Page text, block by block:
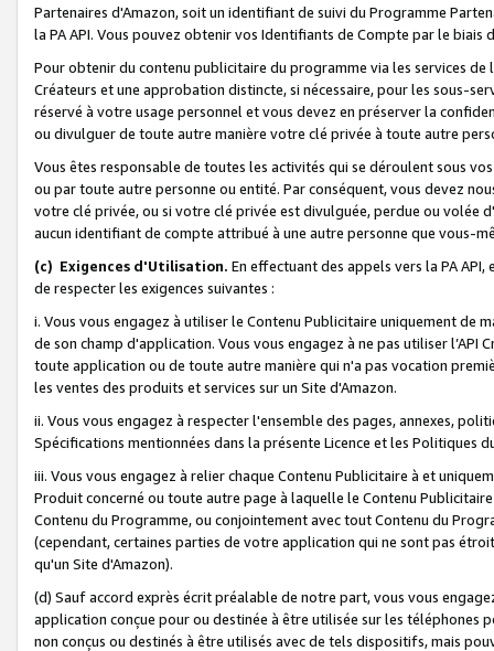
Partenaires d'Amazon, soit un identifiant de suivi du Programme
la PA API. Vous pouvez obtenir vos Identifiants de Compte par le biais
Pour obtenir du contenu publicitaire du programme via les services
Créateurs et une approbation distincte, si nécessaire, pour les sous-
réservé à votre usage personnel et vous devez en préserver la
ou divulguer de toute autre manière votre clé privée à toute autre
Vous êtes responsable de toutes les activités qui se déroulent sous
ou par toute autre personne ou entité. Par conséquent, vous devez
votre clé privée, ou si votre clé privée est divulguée, perdue ou volée
aucun identifiant de compte attribué à une autre personne que vous-
(c) Exigences d'Utilisation. En effectuant des appels vers la PA
de respecter les exigences suivantes :
i. Vous vous engagez à utiliser le Contenu Publicitaire uniquement de
de son champ d'application. Vous vous engagez à ne pas utiliser l’API
toute application ou de toute autre manière qui n'a pas vocation
les ventes des produits et services sur un Site d'Amazon.
ii. Vous vous engagez à respecter l'ensemble des pages, annexes,
Spécifications mentionnées dans la présente Licence et les Politiques
iii. Vous vous engagez à relier chaque Contenu Publicitaire à et
Produit concerné ou toute autre page à laquelle le Contenu
Contenu du Programme, ou conjointement avec tout Contenu du
(cependant, certaines parties de votre application qui ne sont pas
qu'un Site d'Amazon).
(d) Sauf accord exprès écrit préalable de notre part, vous vous
application conçue pour ou destinée à être utilisée sur les téléphones
non conçus ou destinés à être utilisés avec de tels dispositifs, mais